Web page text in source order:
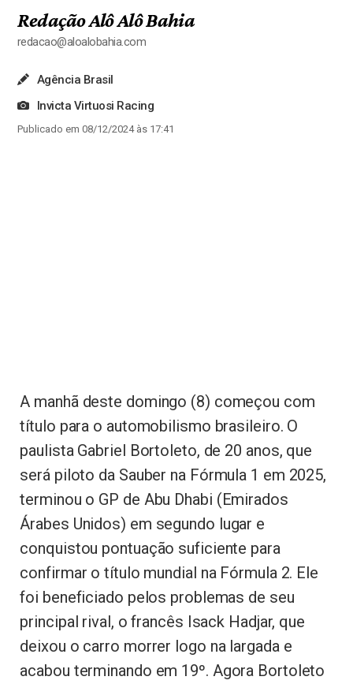
Redação Alô Alô Bahia
redacao@aloalobahia.com
Agência Brasil
Invicta Virtuosi Racing
Publicado em 08/12/2024 às 17:41
A manhã deste domingo (8) começou com
título para o automobilismo brasileiro. O
paulista Gabriel Bortoleto, de 20 anos, que
será piloto da Sauber na Fórmula 1 em 2025,
terminou o GP de Abu Dhabi (Emirados
Árabes Unidos) em segundo lugar e
conquistou pontuação suficiente para
confirmar o título mundial na Fórmula 2. Ele
foi beneficiado pelos problemas de seu
principal rival, o francês Isack Hadjar, que
deixou o carro morrer logo na largada e
acabou terminando em 19º. Agora Bortoleto